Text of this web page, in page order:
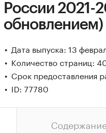
России 2021-
обновлением)
Дата выпуска: 13
Количество страниц:
Срок предоставления
ID: 77780